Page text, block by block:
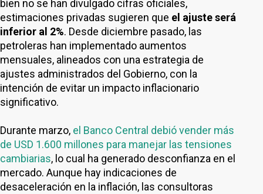
bien no se han divulgado cifras oficiales,
estimaciones privadas sugieren que el ajuste será
inferior al 2%. Desde diciembre pasado, las
petroleras han implementado aumentos
mensuales, alineados con una estrategia de
ajustes administrados del Gobierno, con la
intención de evitar un impacto inflacionario
significativo.
Durante marzo, el Banco Central debió vender más
de USD 1.600 millones para manejar las tensiones
cambiarias, lo cual ha generado desconfianza en el
mercado. Aunque hay indicaciones de
desaceleración en la inflación, las consultoras